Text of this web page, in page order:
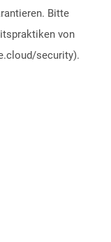
Bitte
von
security).